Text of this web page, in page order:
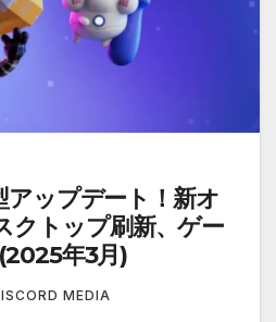
ップデート！新オ
クトップ刷新、ゲー
年3月)
MEDIA